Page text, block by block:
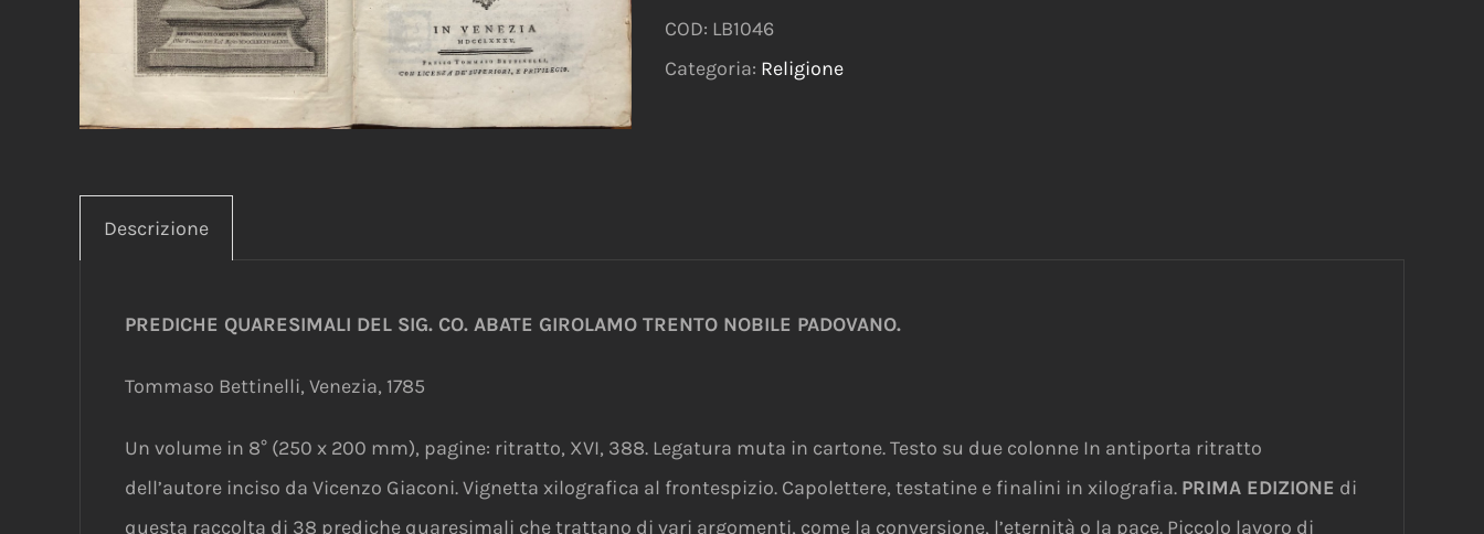
COD: LB1046
Categoria: Religione
Descrizione
PREDICHE QUARESIMALI DEL SIG. CO. ABATE GIROLAMO TRENTO NOBILE PADOVANO.
Tommaso Bettinelli, Venezia, 1785
Un volume in 8° (250 x 200 mm), pagine: ritratto, XVI, 388. Legatura muta in cartone. Testo su due colonne In antiporta ritratto
dell’autore inciso da Vicenzo Giaconi. Vignetta xilografica al frontespizio. Capolettere, testatine e finalini in xilografia. PRIMA EDIZIONE di
questa raccolta di 38 prediche quaresimali che trattano di vari argomenti, come la conversione, l’eternità o la pace. Piccolo lavoro di